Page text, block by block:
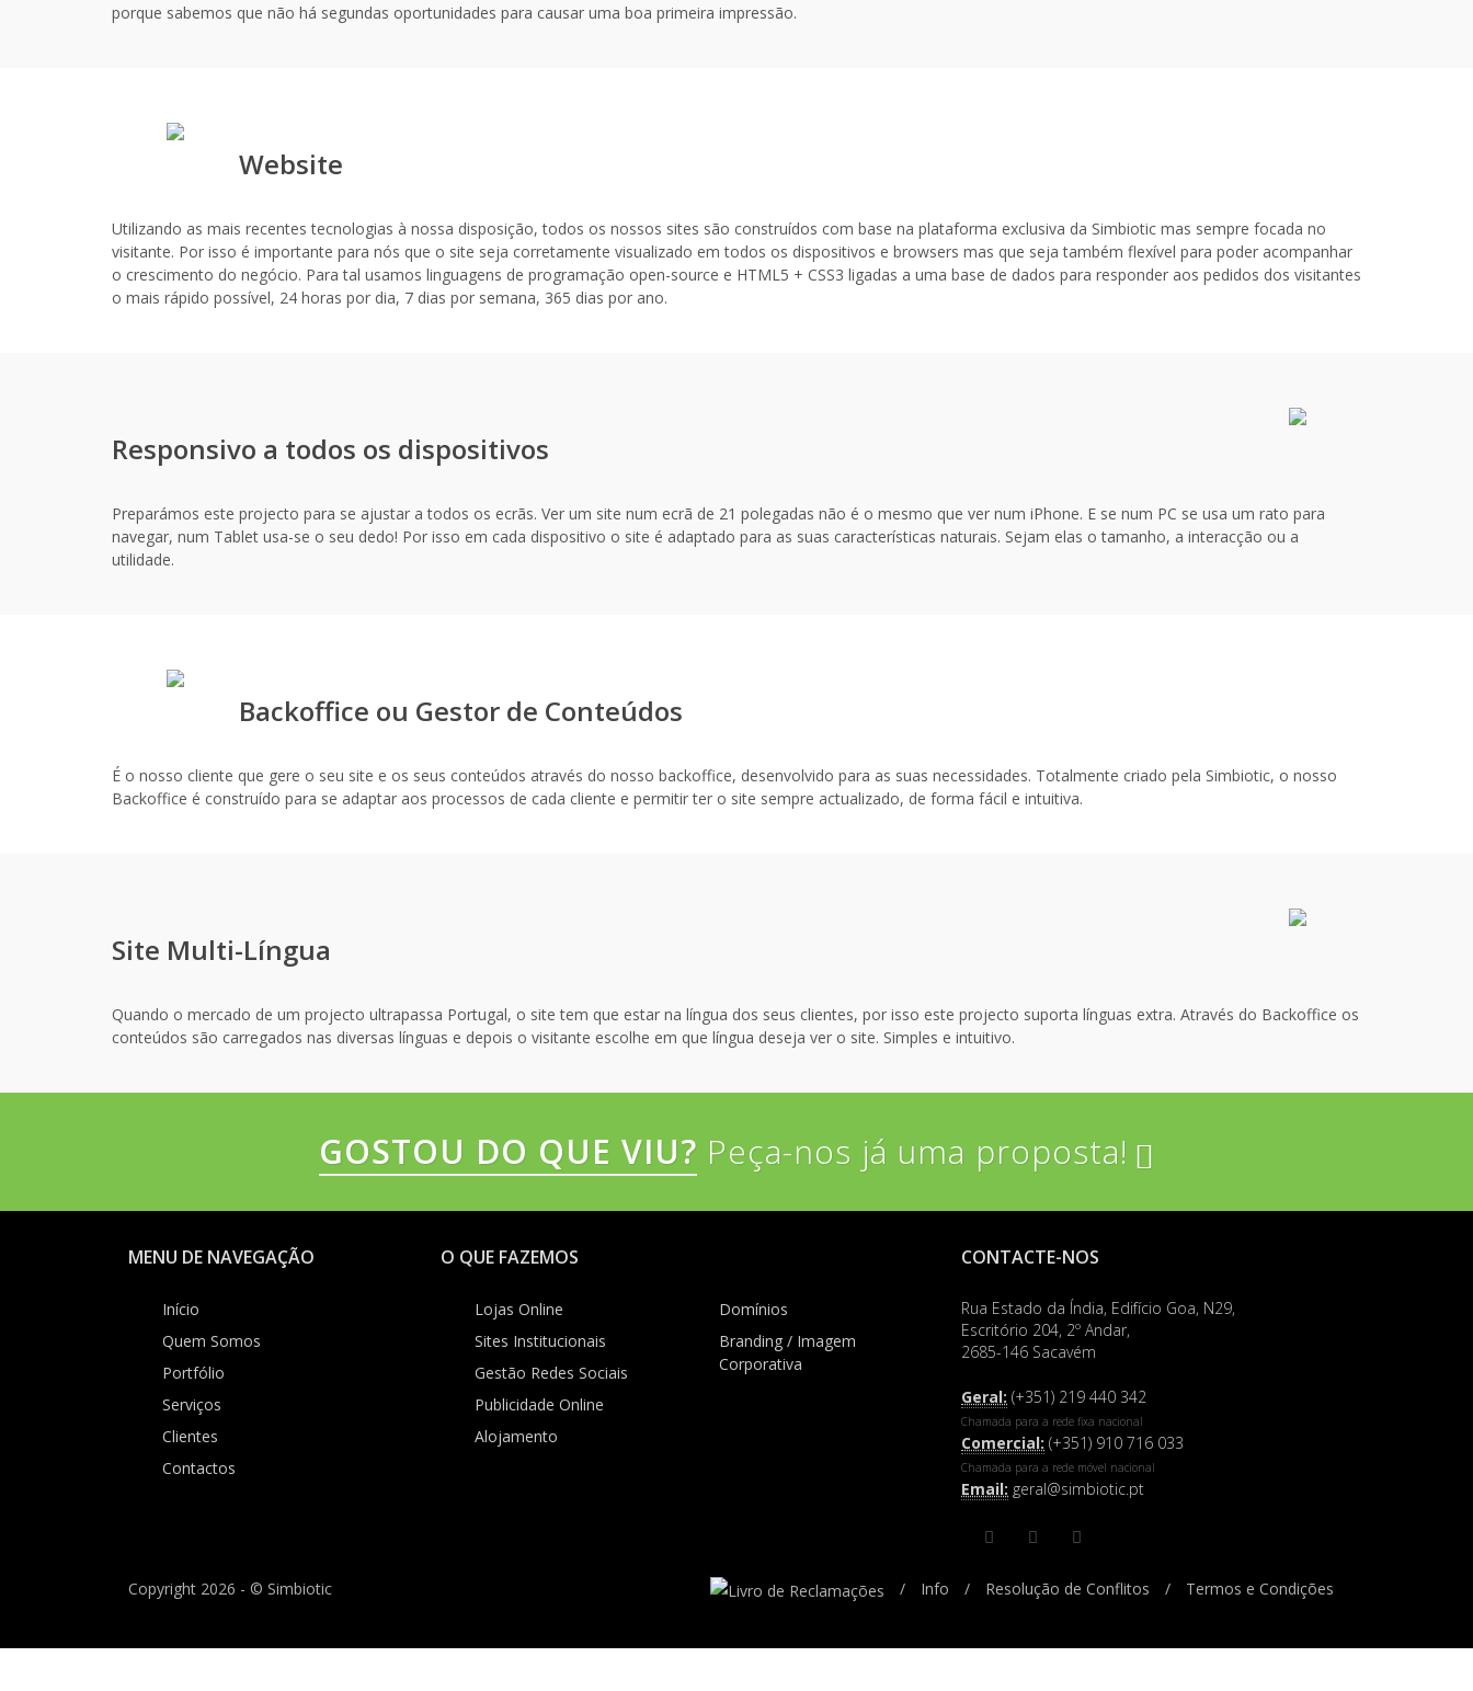
porque sabemos que não há segundas oportunidades para causar uma boa primeira impressão.
Website
Utilizando as mais recentes tecnologias à nossa disposição, todos os nossos sites são construídos com base na plataforma exclusiva da Simbiotic mas sempre focada no
visitante. Por isso é importante para nós que o site seja corretamente visualizado em todos os dispositivos e browsers mas que seja também flexível para poder acompanhar
o crescimento do negócio. Para tal usamos linguagens de programação open-source e HTML5 + CSS3 ligadas a uma base de dados para responder aos pedidos dos visitantes
o mais rápido possível, 24 horas por dia, 7 dias por semana, 365 dias por ano.
Responsivo a todos os dispositivos
Preparámos este projecto para se ajustar a todos os ecrãs. Ver um site num ecrã de 21 polegadas não é o mesmo que ver num iPhone. E se num PC se usa um rato para
navegar, num Tablet usa-se o seu dedo! Por isso em cada dispositivo o site é adaptado para as suas características naturais. Sejam elas o tamanho, a interacção ou a
utilidade.
Backoffice ou Gestor de Conteúdos
É o nosso cliente que gere o seu site e os seus conteúdos através do nosso backoffice, desenvolvido para as suas necessidades. Totalmente criado pela Simbiotic, o nosso
Backoffice é construído para se adaptar aos processos de cada cliente e permitir ter o site sempre actualizado, de forma fácil e intuitiva.
Site Multi-Língua
Quando o mercado de um projecto ultrapassa Portugal, o site tem que estar na língua dos seus clientes, por isso este projecto suporta línguas extra. Através do Backoffice os
conteúdos são carregados nas diversas línguas e depois o visitante escolhe em que língua deseja ver o site. Simples e intuitivo.
GOSTOU DO QUE VIU? Peça-nos já uma proposta!
MENU DE NAVEGAÇÃO
Início
Quem Somos
Portfólio
Serviços
Clientes
Contactos
O QUE FAZEMOS
Lojas Online
Sites Institucionais
Gestão Redes Sociais
Publicidade Online
Alojamento
Domínios
Branding / Imagem
Corporativa
CONTACTE-NOS
Rua Estado da Índia, Edifício Goa, N29,
Escritório 204, 2º Andar,
2685-146 Sacavém
Geral: (+351) 219 440 342
Chamada para a rede fixa nacional
Comercial: (+351) 910 716 033
Chamada para a rede móvel nacional
Email: geral@simbiotic.pt
Copyright 2026 - © Simbiotic / Info / Resolução de Conflitos / Termos e Condições